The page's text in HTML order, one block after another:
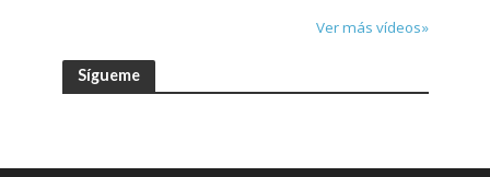
Ver más vídeos»
Sígueme